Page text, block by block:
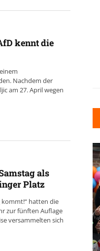
kennt die
Nachdem der
am 27. April wegen
als
Platz
hatten die
zur fünften Auflage
versammelten sich
CHIC: WIE
DEN